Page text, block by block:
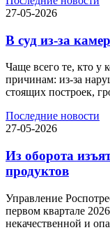
27-05-2026
В суд из-за камер
Чаще всего те, кто у
причинам: из-за
стоящих построек,
Последние новости
27-05-2026
Из оборота
продуктов
Управление
первом квартале
некачественной и